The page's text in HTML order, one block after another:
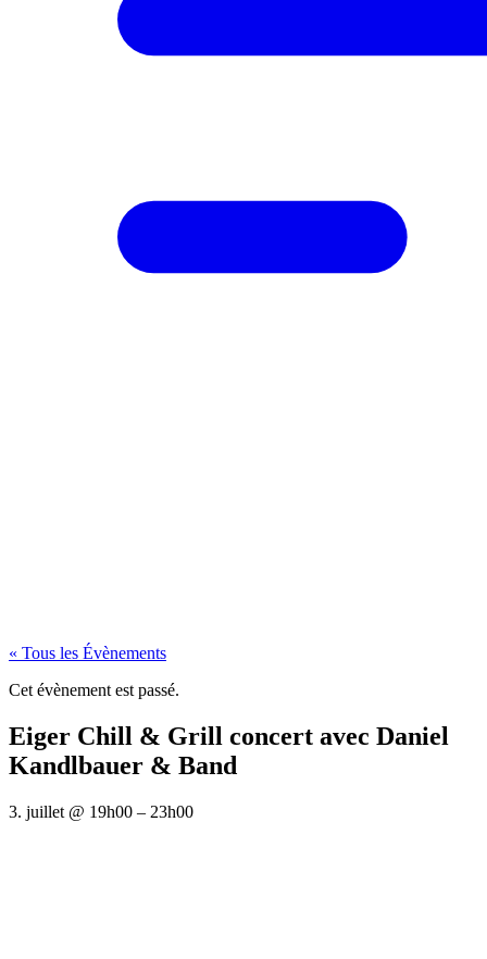
« Tous les Évènements
Cet évènement est passé.
Eiger Chill & Grill concert avec Daniel
Kandlbauer & Band
3. juillet @ 19h00 – 23h00